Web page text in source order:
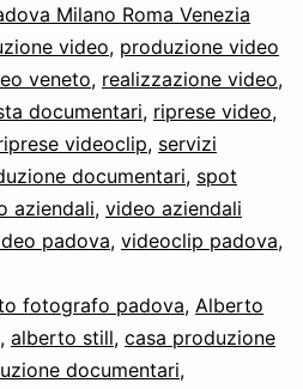
Milano Roma Venezia
video, produzione video
veneto, realizzazione video,
documentari, riprese video,
videoclip, servizi
documentari, spot
aziendali, video aziendali
padova, videoclip padova,
fotografo padova, Alberto
, alberto still, casa produzione
documentari,